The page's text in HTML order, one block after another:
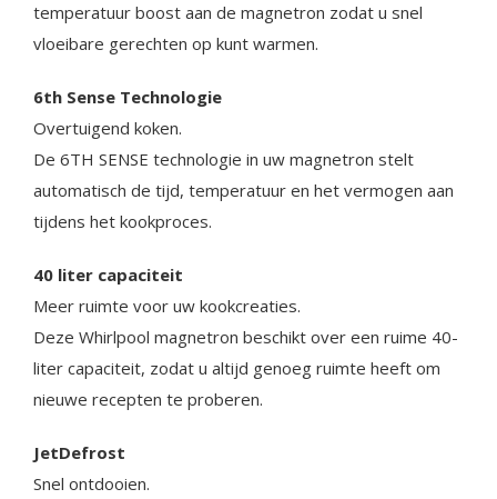
temperatuur boost aan de magnetron zodat u snel
vloeibare gerechten op kunt warmen.
6th Sense Technologie
Overtuigend koken.
De 6TH SENSE technologie in uw magnetron stelt
automatisch de tijd, temperatuur en het vermogen aan
tijdens het kookproces.
40 liter capaciteit
Meer ruimte voor uw kookcreaties.
Deze Whirlpool magnetron beschikt over een ruime 40-
liter capaciteit, zodat u altijd genoeg ruimte heeft om
nieuwe recepten te proberen.
JetDefrost
Snel ontdooien.